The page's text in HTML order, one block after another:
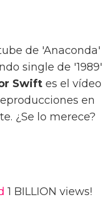
de 'Anaconda'
single de '1989'
Swift es el vídeo
en
¿Se lo merece?
1 BILLION views!